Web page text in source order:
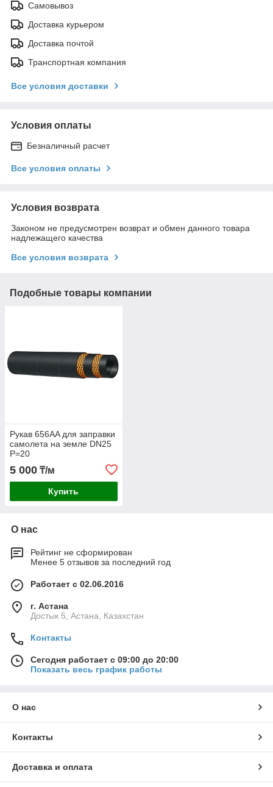
Самовывоз
Доставка курьером
Доставка почтой
Транспортная компания
Все условия доставки
Условия оплаты
Безналичный расчет
Все условия оплаты
Условия возврата
Законом не предусмотрен возврат и обмен данного товара
надлежащего качества
Все условия возврата
Подобные товары компании
Рукав 656AA для заправки
самолета на земле DN25
P=20
5 000 ₸/м
Купить
О нас
Рейтинг не сформирован
Менее 5 отзывов за последний год
Работает с 02.06.2016
г. Астана
Достык 5, Астана, Казахстан
Контакты
Сегодня работает с 09:00 до 20:00
Показать весь график работы
О нас
Контакты
Доставка и оплата